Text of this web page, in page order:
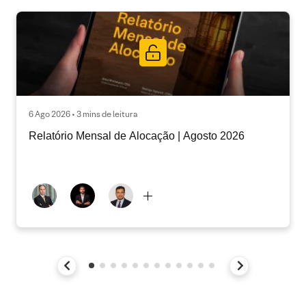
6 Ago 2026 • 3 mins de leitura
Relatório Mensal de Alocação | Agosto 2026